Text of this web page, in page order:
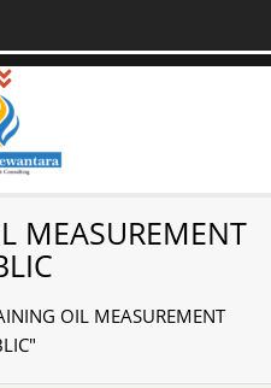
Pelatihan
Sertifikasi –
Training
Sertifikasi di Indonesia
MEASUREMENT
OIL MEASUREMENT